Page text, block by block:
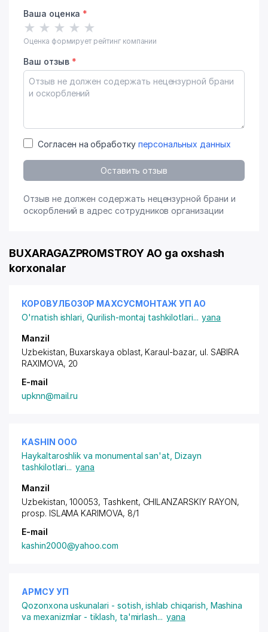
Ваша оценка *
★ ★ ★ ★ ★
Оценка формирует рейтинг компании
Ваш отзыв *
Согласен на обработку персональных данных
Оставить отзыв
Отзыв не должен содержать нецензурной брани и
оскорблений в адрес сотрудников организации
BUXARAGAZPROMSTROY AO ga oxshash
korxonalar
КОРОВУЛБОЗОР МАХСУСМОНТАЖ УП АО
O'rnatish ishlari ,Qurilish-montaj tashkilotlari... yana
Manzil
Uzbekistan, Buxarskaya oblast, Karaul-bazar, ul. SABIRA
RAXIMOVA, 20
E-mail
upknn@mail.ru
KASHIN ООО
Haykaltaroshlik va monumental san'at ,Dizayn
tashkilotlari... yana
Manzil
Uzbekistan, 100053, Tashkent, CHILANZARSKIY RAYON,
prosp. ISLAMA KARIMOVA, 8/1
E-mail
kashin2000@yahoo.com
АРМСУ УП
Qozonxona uskunalari - sotish, ishlab chiqarish Mashina
va mexanizmlar - tiklash, ta'mirlash... yana